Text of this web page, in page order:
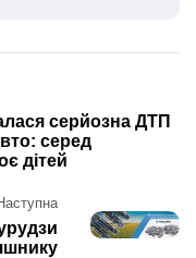
серйозна ДТП
серед
дітей